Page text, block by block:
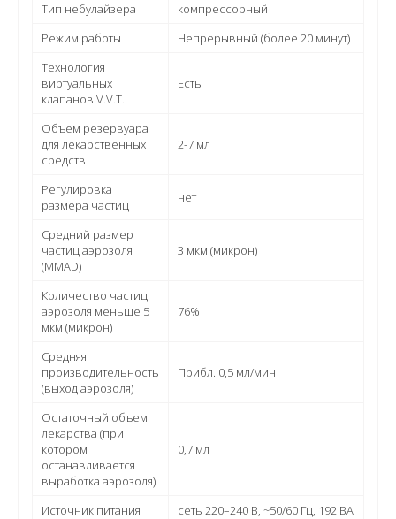
Тип небулайзера
компрессорный
Режим работы
Непрерывный (более 20 минут)
Технология
виртуальных
клапанов V.V.T.
Есть
Объем резервуара
для лекарственных
средств
2-7 мл
Регулировка
размера частиц
нет
Средний размер
частиц аэрозоля
(MMAD)
3 мкм (микрон)
Количество частиц
аэрозоля меньше 5
мкм (микрон)
76%
Средняя
производительность
(выход аэрозоля)
Прибл. 0,5 мл/мин
Остаточный объем
лекарства (при
котором
останавливается
выработка аэрозоля)
0,7 мл
Источник питания
сеть 220–240 В, ~50/60 Гц, 192 ВА